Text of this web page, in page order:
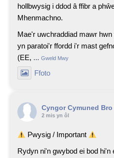
hollbwysig i ddod â ffibr a
Mhenmachno.
Mae'r uwchraddiad mawr
yn paratoi'r ffordd i'r mast
(EE, ...Gweld Mwy
Ffoto
Cyngor Cymuned
2 mis yn ôl
Pwysig / Important
Rydyn ni'n gwybod ei bod hi'n